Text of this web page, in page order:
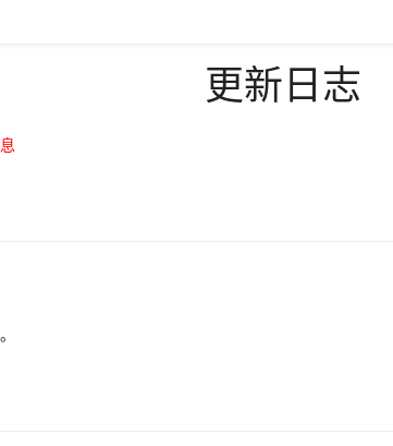
更新日志